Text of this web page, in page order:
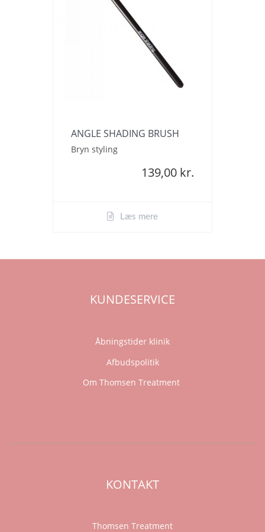
ANGLE SHADING BRUSH
Bryn styling
139,00 kr.
Læs mere
KUNDESERVICE
Åbningstider klinik
Afbudspolitik
Om Thomsen Treatment
KONTAKT
Thomsen Treatment